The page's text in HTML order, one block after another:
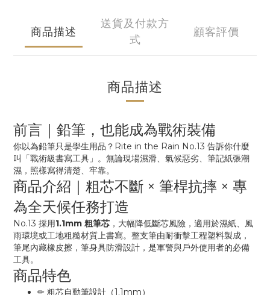
商品描述
送貨及付款方
式
顧客評價
商品描述
前言｜鉛筆，也能成為戰術裝備
你以為鉛筆只是學生用品？Rite in the Rain No.13 告訴你什麼
叫「戰術級書寫工具」。無論現場濕滑、氣候惡劣、筆記紙張潮
濕，照樣寫得清楚、牢靠。
商品介紹｜粗芯不斷 × 筆桿抗摔 × 專
為全天候任務打造
No.13 採用1.1mm 粗筆芯 ，大幅降低斷芯風險，適用於濕紙、風
雨環境或工地粗糙材質上書寫。整支筆由耐衝擊工程塑料製成，
筆尾內藏橡皮擦，筆身具防滑設計，是軍警與戶外使用者的必備
工具。
商品特色
✏ 粗芯自動筆設計（1.1mm）